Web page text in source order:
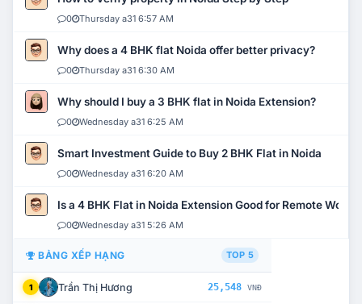
0 Thursday a31 6:57 AM
Why does a 4 BHK flat Noida offer better privacy?
0 Thursday a31 6:30 AM
Why should I buy a 3 BHK flat in Noida Extension?
0 Wednesday a31 6:25 AM
Smart Investment Guide to Buy 2 BHK Flat in Noida
0 Wednesday a31 6:20 AM
Is a 4 BHK Flat in Noida Extension Good for Remote Work?
0 Wednesday a31 5:26 AM
BẢNG XẾP HẠNG TOP 5
1 Trần Thị Hương 25,548 VNĐ